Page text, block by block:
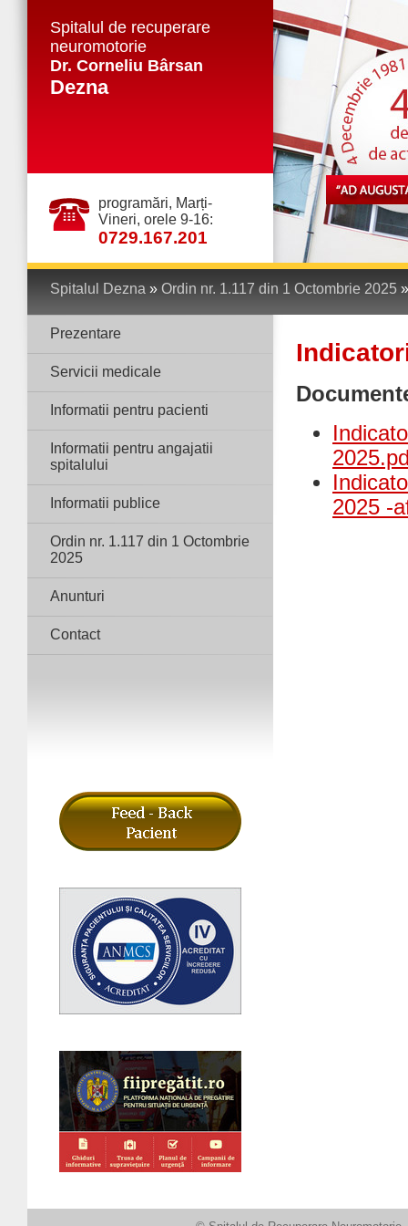
Spitalul de recuperare
neuromotorie
Dr. Corneliu Bârsan
Dezna
programări, Marți-
Vineri, orele 9-16:
0729.167.201
Spitalul Dezna » Ordin nr. 1.117 din 1 Octombrie 2025
Prezentare
Servicii medicale
Informatii pentru pacienti
Informatii pentru angajatii
spitalului
Informatii publice
Ordin nr. 1.117 din 1 Octombrie
2025
Anunturi
Contact
2025 -